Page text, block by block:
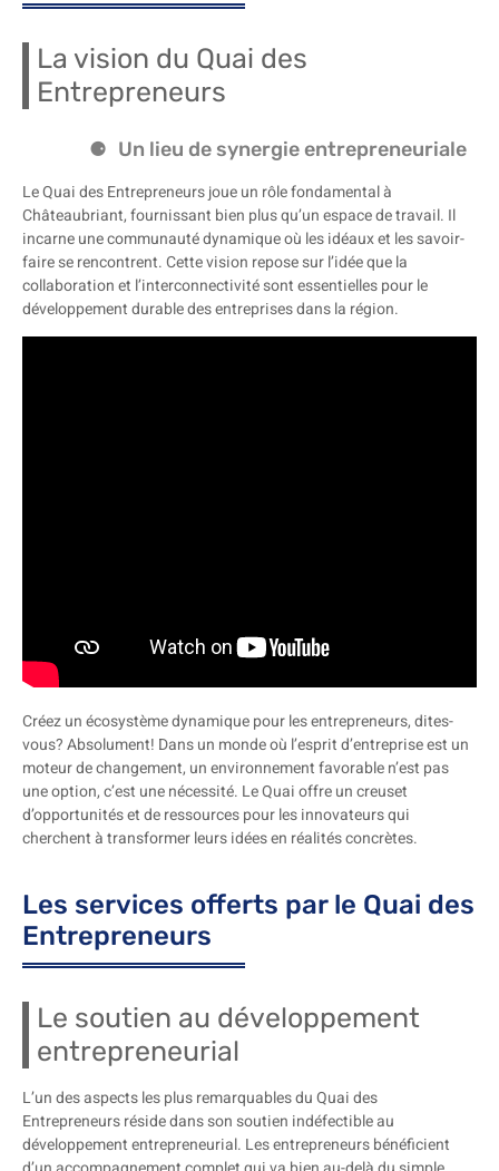
La vision du Quai des
Entrepreneurs
Un lieu de synergie entrepreneuriale
Le Quai des Entrepreneurs joue un rôle fondamental à
Châteaubriant, fournissant bien plus qu’un espace de travail. Il
incarne une communauté dynamique où les idéaux et les savoir-
faire se rencontrent. Cette vision repose sur l’idée que la
collaboration et l’interconnectivité sont essentielles pour le
développement durable des entreprises dans la région.
Créez un écosystème dynamique pour les entrepreneurs, dites-
vous? Absolument! Dans un monde où l’esprit d’entreprise est un
moteur de changement, un environnement favorable n’est pas
une option, c’est une nécessité. Le Quai offre un creuset
d’opportunités et de ressources pour les innovateurs qui
cherchent à transformer leurs idées en réalités concrètes.
Les services offerts par le Quai des
Entrepreneurs
Le soutien au développement
entrepreneurial
L’un des aspects les plus remarquables du Quai des
Entrepreneurs réside dans son soutien indéfectible au
développement entrepreneurial. Les entrepreneurs bénéficient